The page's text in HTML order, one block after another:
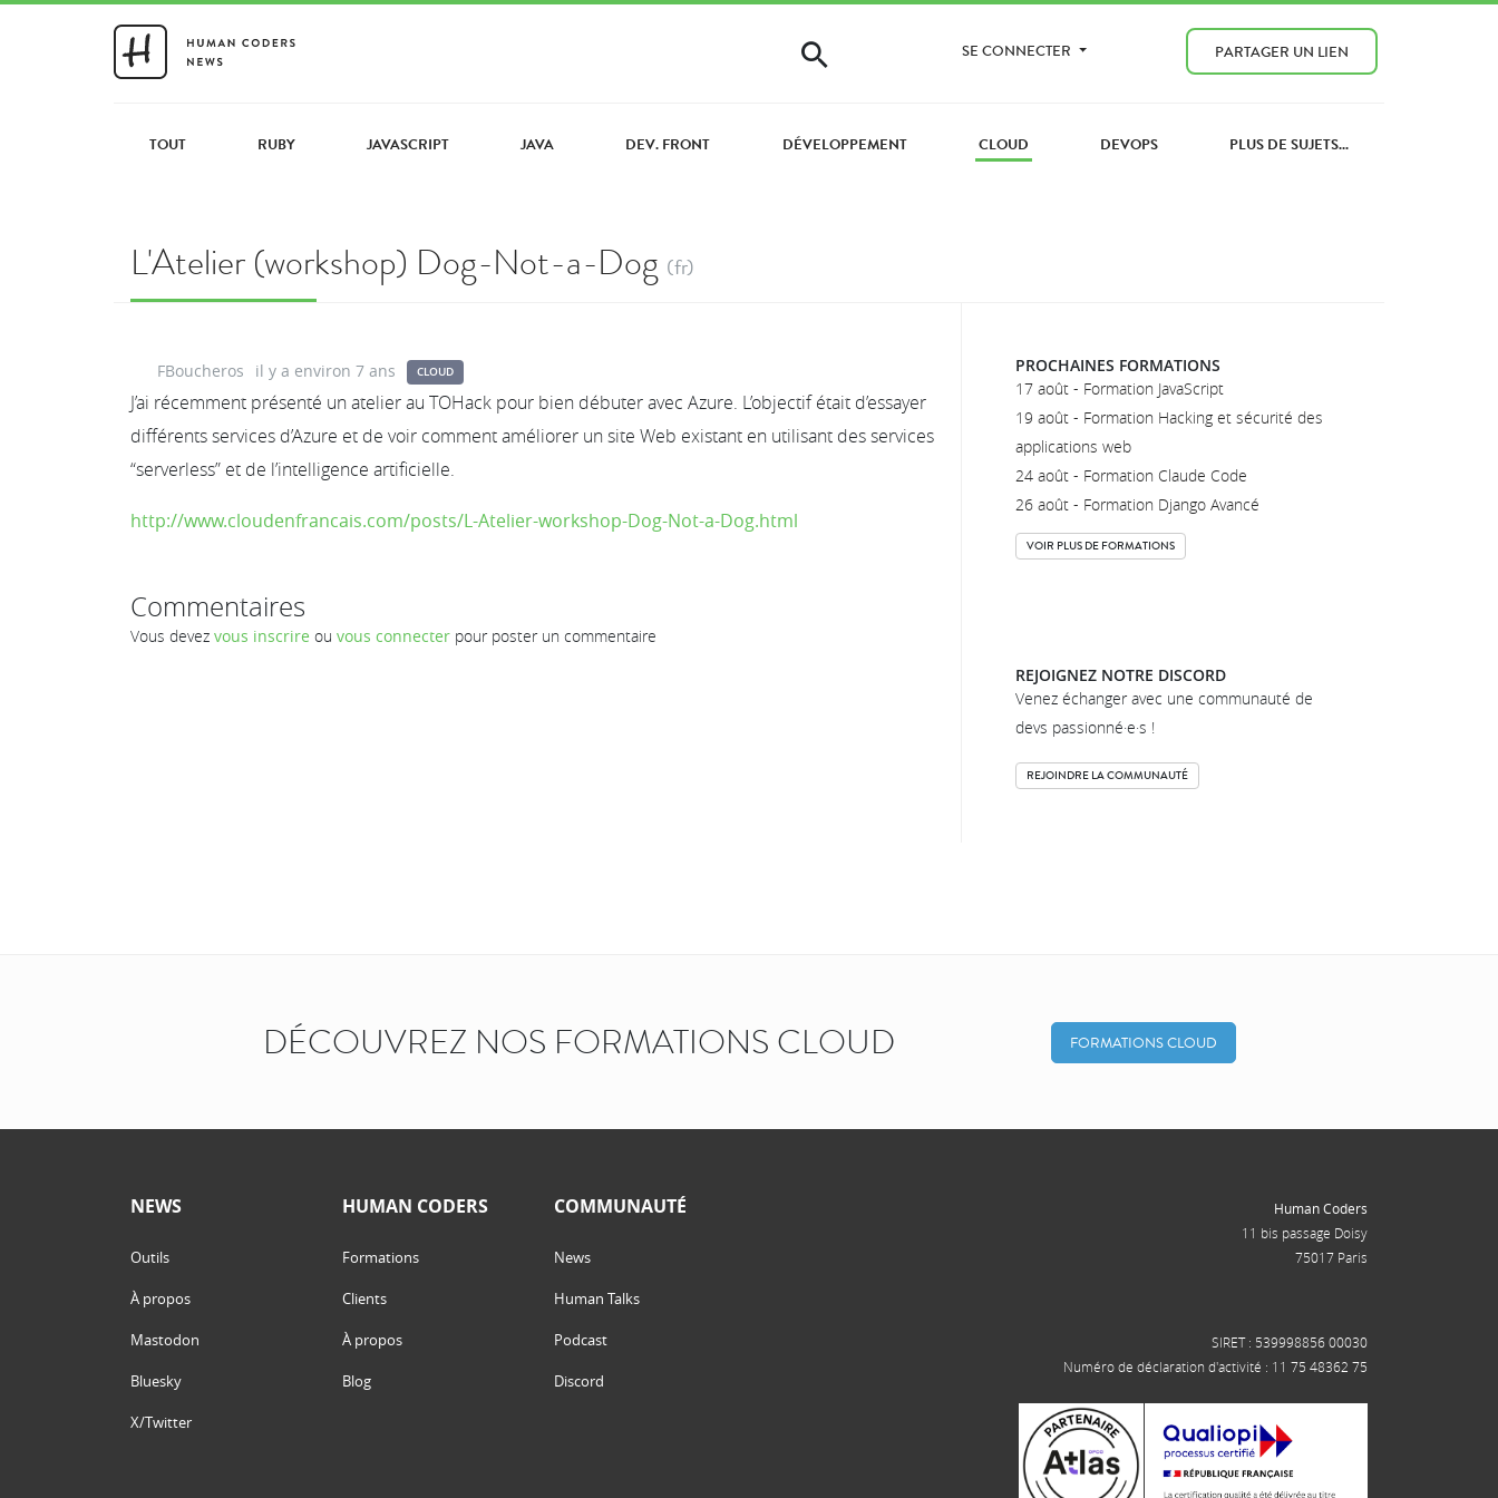
SE CONNECTER PARTAGER UN LIEN
TOUT RUBY JAVASCRIPT JAVA DEV. FRONT DÉVELOPPEMENT CLOUD DEVOPS PLUS DE SUJETS...
L'Atelier (workshop) Dog-Not-a-Dog (fr)
FBoucheros il y a environ 7 ans CLOUD
J’ai récemment présenté un atelier au TOHack pour bien débuter avec Azure. L’objectif était d’essayer
différents services d’Azure et de voir comment améliorer un site Web existant en utilisant des services
“serverless” et de l’intelligence artificielle.
http://www.cloudenfrancais.com/posts/L-Atelier-workshop-Dog-Not-a-Dog.html
Commentaires
Vous devez vous inscrire ou vous connecter pour poster un commentaire
PROCHAINES FORMATIONS
17 août - Formation JavaScript
19 août - Formation Hacking et sécurité des
applications web
24 août - Formation Claude Code
26 août - Formation Django Avancé
VOIR PLUS DE FORMATIONS
REJOIGNEZ NOTRE DISCORD
Venez échanger avec une communauté de
devs passionné·e·s !
REJOINDRE LA COMMUNAUTÉ
DÉCOUVREZ NOS FORMATIONS CLOUD FORMATIONS CLOUD
NEWS
Outils
À propos
Mastodon
Bluesky
X/Twitter
HUMAN CODERS
Formations
Clients
À propos
Blog
COMMUNAUTÉ
News
Human Talks
Podcast
Discord
Human Coders
11 bis passage Doisy
75017 Paris
SIRET : 539998856 00030
Numéro de déclaration d'activité : 11 75 48362 75